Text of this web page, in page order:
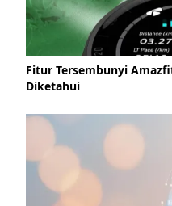
Fitur Tersembunyi
Diketahui